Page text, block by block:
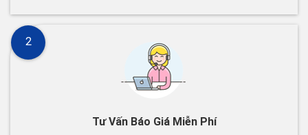
Tư Vấn Báo Giá Miễn Phí
2